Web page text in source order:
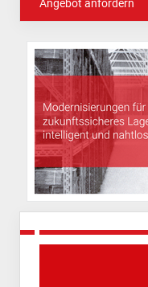
Angebot anfordern